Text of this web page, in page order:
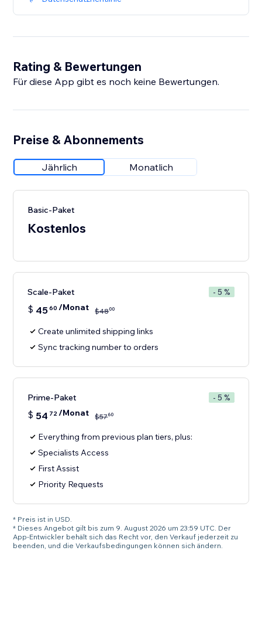
Rating & Bewertungen
Für diese App gibt es noch keine Bewertungen.
Preise & Abonnements
Jährlich Monatlich
Basic-Paket
Kostenlos
Scale-Paket - 5 %
$ 4560 /Monat $4800
Create unlimited shipping links
Sync tracking number to orders
Prime-Paket - 5 %
$ 54 72/Monat $5760
Everything from previous plan tiers, plus:
Specialists Access
First Assist
Priority Requests
* Preis ist in USD.
* Dieses Angebot gilt bis zum 9. August 2026 um 23:59 UTC. Der
App-Entwickler behält sich das Recht vor, den Verkauf jederzeit zu
beenden, und die Verkaufsbedingungen können sich ändern.